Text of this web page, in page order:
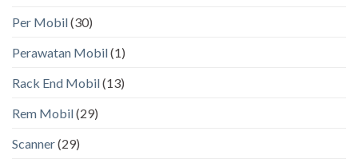
Per Mobil(30)
Perawatan Mobil(1)
Rack End Mobil(13)
Rem Mobil(29)
Scanner(29)